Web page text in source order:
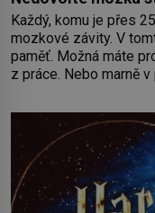
Každý, komu je přes
mozkové závity. V
paměť. Možná máte
z práce. Nebo marně
paměť rozhodla